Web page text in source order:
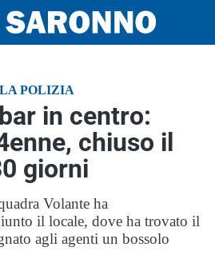
POLIZIA
in centro:
chiuso il
giorni
Volante ha
il locale, dove ha trovato il
agli agenti un bossolo